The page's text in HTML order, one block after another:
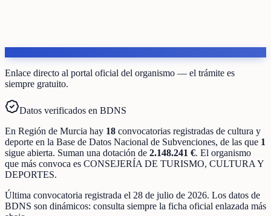
Enlace directo al portal oficial del organismo — el trámite es
siempre gratuito.
Datos verificados en BDNS
En Región de Murcia hay 18 convocatorias registradas de cultura y
deporte en la Base de Datos Nacional de Subvenciones, de las que 1
sigue abierta. Suman una dotación de 2.148.241 €. El organismo
que más convoca es CONSEJERÍA DE TURISMO, CULTURA Y
DEPORTES.
Última convocatoria registrada el 28 de julio de 2026. Los datos de
BDNS son dinámicos: consulta siempre la ficha oficial enlazada más